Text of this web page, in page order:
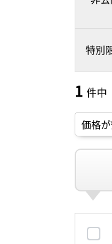
特別
1 件中